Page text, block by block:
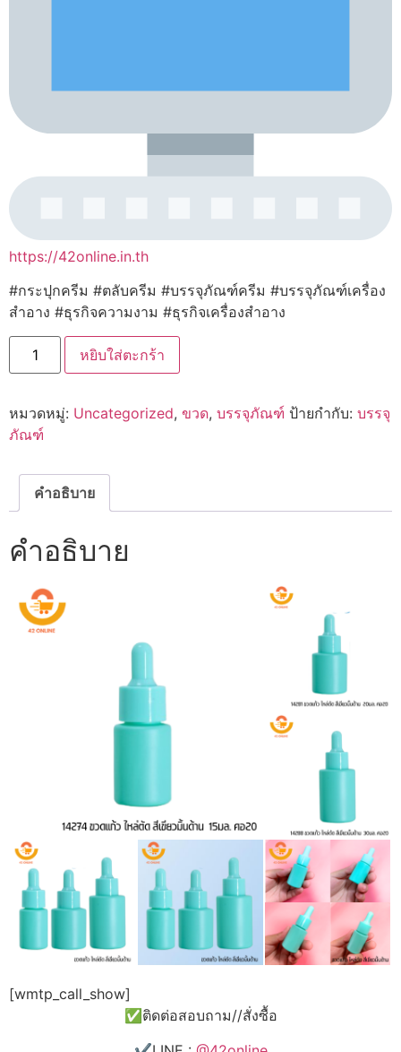
https://42online.in.th
#กระปุกครีม #ตลับครีม #บรรจุภัณฑ์ครีม #บรรจุภัณฑ์เครื่อง
สำอาง #ธุรกิจความงาม #ธุรกิจเครื่องสำอาง
จำนวน
C005
14274-
ขวด
แก้ว
ไหล่
เขียว
ด้าน
20-
30
คอ20
ชิ้น
หยิบใส่ตะกร้า
หมวดหมู่: Uncategorized, ขวด, บรรจุภัณฑ์ ป้ายกำกับ: บรรจุ
ภัณฑ์
คำอธิบาย
คำอธิบาย
[wmtp_call_show]
✅ติดต่อสอบถาม//สั่งซื้อ